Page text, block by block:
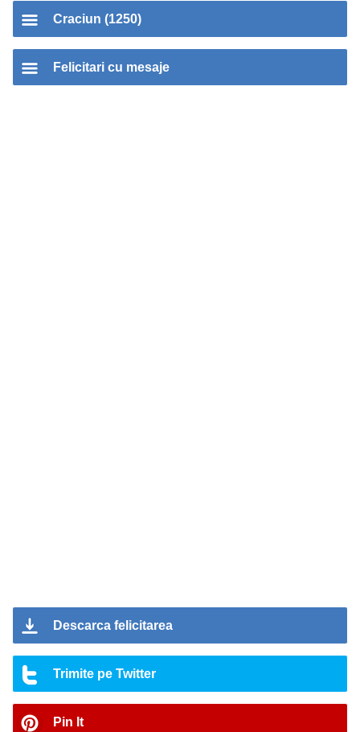
Craciun (1250)
Felicitari cu mesaje
Descarca felicitarea
Trimite pe Twitter
Pin It